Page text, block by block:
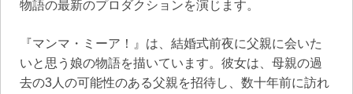
物語の最新のプロダクションを演じます。
『マンマ・ミーア！』は、結婚式前夜に父親に会いた
いと思う娘の物語を描いています。彼女は、母親の過
去の3人の可能性のある父親を招待し、数十年前に訪れ